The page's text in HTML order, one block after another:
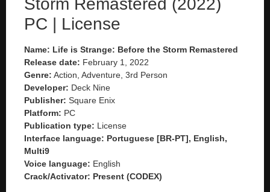
Storm Remastered (2022)
PC | License
Name: Life is Strange: Before the Storm Remastered
Release date: February 1, 2022
Genre: Action, Adventure, 3rd Person
Developer: Deck Nine
Publisher: Square Enix
Platform: PC
Publication type: License
Interface language: Portuguese [BR-PT], English,
Multi9
Voice language: English
Crack/Activator: Present (CODEX)